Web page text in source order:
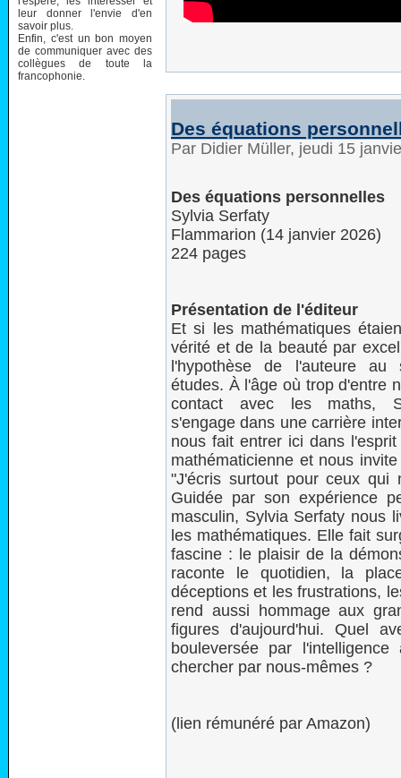
leur donner l'envie d'en
savoir plus.
Enfin, c'est un bon moyen
de communiquer avec des
collègues de toute la
francophonie.
Des équations
Par Didier Müller, jeudi 15
Des équations personnelles
Sylvia Serfaty
Flammarion (14 janvier 2026)
224 pages
Présentation de l'éditeur
Et si les mathématiques
vérité et de la beauté par
l'hypothèse de l'auteure
études. À l'âge où trop d'entre
contact avec les maths,
s'engage dans une carrière
nous fait entrer ici dans
mathématicienne et nous
"J'écris surtout pour ceux qui
Guidée par son expérience
masculin, Sylvia Serfaty nous
les mathématiques. Elle fait
fascine : le plaisir de la
raconte le quotidien, la
déceptions et les frustrations,
rend aussi hommage aux
figures d'aujourd'hui. Quel
bouleversée par
chercher par nous-mêmes ?
(lien rémunéré par Amazon)